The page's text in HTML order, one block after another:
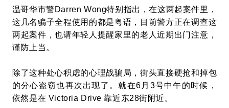
温哥华市警Darren Wong特别指出，在这两起案件里，
这几名骗子全程使用的都是粤语，目前警方正在调查这
两起案件，也请年轻人提醒家里的老人近期出门注意，
谨防上当。
除了这种处心积虑的心理战骗局，街头直接硬抢和掉包
的分心盗窃也再次出现了。就在6月3号中午的时候，
依然是在 Victoria Drive 靠近东28街附近。